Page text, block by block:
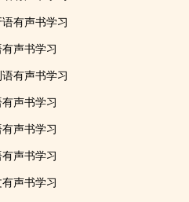
有声书学习
声书学习
有声书学习
声书学习
声书学习
声书学习
声书学习